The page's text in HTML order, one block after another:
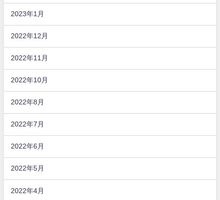
2023年1月
2022年12月
2022年11月
2022年10月
2022年8月
2022年7月
2022年6月
2022年5月
2022年4月